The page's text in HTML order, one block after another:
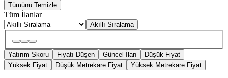
Tümünü Temizle
Tüm İlanlar
Akıllı Sıralama
Yatırım Skoru Fiyatı Düşen Güncel İlan
Düşük Fiyat
Yüksek Fiyat
Düşük Metrekare Fiyat Yüksek Metrekare Fiyat